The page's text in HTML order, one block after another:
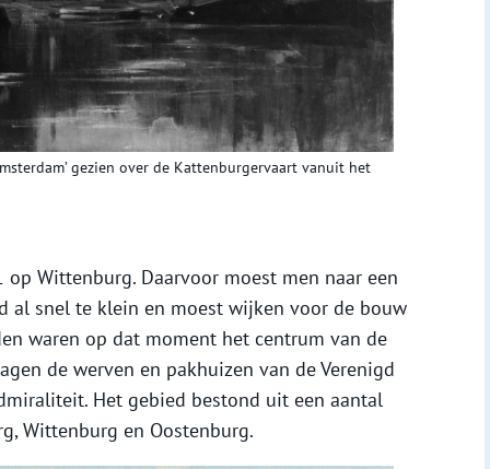
gezien over de Kattenburgervaart vanuit het
Wittenburg. Daarvoor moest men naar een
al snel te klein en moest wijken voor de bouw
waren op dat moment het centrum van de
de werven en pakhuizen van de Verenigd
Het gebied bestond uit een aantal
Wittenburg en Oostenburg.